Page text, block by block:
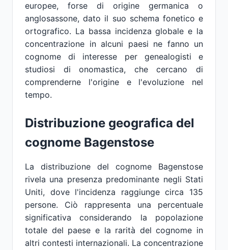
europee, forse di origine germanica o
anglosassone, dato il suo schema fonetico e
ortografico. La bassa incidenza globale e la
concentrazione in alcuni paesi ne fanno un
cognome di interesse per genealogisti e
studiosi di onomastica, che cercano di
comprenderne l'origine e l'evoluzione nel
tempo.
Distribuzione geografica del
cognome Bagenstose
La distribuzione del cognome Bagenstose
rivela una presenza predominante negli Stati
Uniti, dove l'incidenza raggiunge circa 135
persone. Ciò rappresenta una percentuale
significativa considerando la popolazione
totale del paese e la rarità del cognome in
altri contesti internazionali. La concentrazione